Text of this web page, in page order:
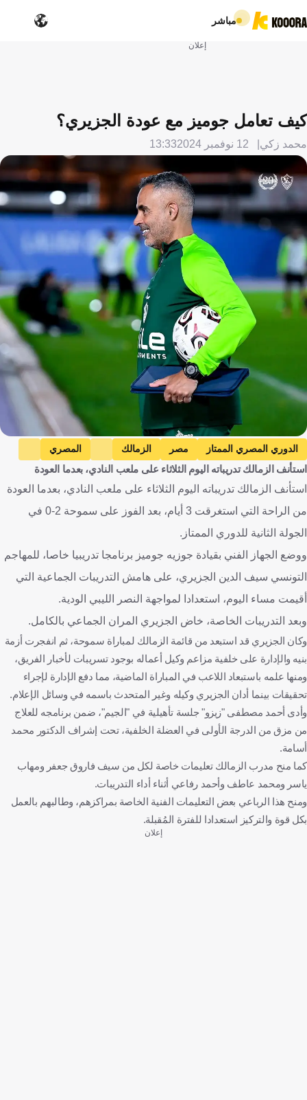
مباشر
إعلان
كيف تعامل جوميز مع عودة الجزيري؟
محمد زكي 12 نوفمبر 2024 13:33
الدوري المصري الممتاز مصر الزمالك
المصري
النصر
ليبيا سيف الدين الجزيري تونس
جوزيه جوميز
البرتغال
مهاب ياسر سيف فاروق جعفر
محمد عاطف
كرة قدم
استأنف الزمالك تدريباته اليوم الثلاثاء على ملعب النادي، بعدما العودة
استأنف الزمالك تدريباته اليوم الثلاثاء على ملعب النادي، بعدما العودة
من الراحة التي استغرقت 3 أيام، بعد الفوز على سموحة 2-0 في
الجولة الثانية للدوري الممتاز.
ووضع الجهاز الفني بقيادة جوزيه جوميز برنامجا تدريبيا خاصا، للمهاجم
التونسي سيف الدين الجزيري، على هامش التدريبات الجماعية التي
أقيمت مساء اليوم، استعدادا لمواجهة النصر الليبي الودية.
وبعد التدريبات الخاصة، خاض الجزيري المران الجماعي بالكامل.
وكان الجزيري قد استبعد من قائمة الزمالك لمباراة سموحة، ثم انفجرت أزمة
بنيه والإدارة على خلفية مزاعم وكيل أعماله بوجود تسريبات لأخبار الفريق،
ومنها علمه باستبعاد اللاعب في المباراة الماضية، مما دفع الإدارة لإجراء
تحقيقات بينما أدان الجزيري وكيله وغير المتحدث باسمه في وسائل الإعلام.
وأدى أحمد مصطفى "زيزو" جلسة تأهيلية في "الجيم"، ضمن برنامجه للعلاج
من مزق من الدرجة الأولى في العضلة الخلفية، تحت إشراف الدكتور محمد
أسامة.
كما منح مدرب الزمالك تعليمات خاصة لكل من سيف فاروق جعفر ومهاب
ياسر ومحمد عاطف وأحمد رفاعي أثناء أداء التدريبات.
ومنح هذا الرباعي بعض التعليمات الفنية الخاصة بمراكزهم، وطالبهم بالعمل
بكل قوة والتركيز استعدادا للفترة المُقبلة.
إعلان